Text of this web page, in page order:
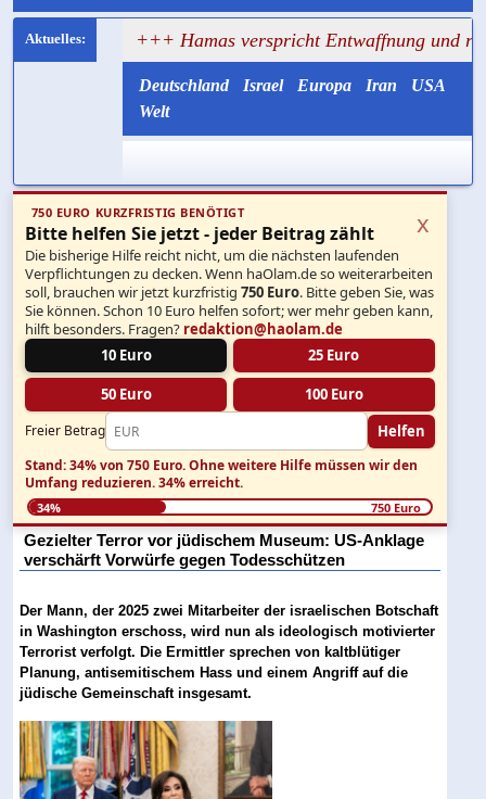
+++ Hamas verspricht Entwaffnung und ruft zugleich
Deutschland Israel Europa Iran
USA
Welt
750 EURO KURZFRISTIG BENÖTIGT
Bitte helfen Sie jetzt - jeder Beitrag zählt
Die bisherige Hilfe reicht nicht, um die nächsten laufenden
Verpflichtungen zu decken. Wenn haOlam.de so weiterarbeiten
soll, brauchen wir jetzt kurzfristig750 Euro. Bitte geben Sie, was
Sie können. Schon 10 Euro helfen sofort; wer mehr geben kann,
hilft besonders. Fragen? redaktion@haolam.de
10 Euro
25 Euro
50 Euro 100 Euro
Freier Betrag Helfen
x
Stand: 34% von 750 Euro.Ohne weitere Hilfe müssen wir den
Umfang reduzieren.34% erreicht.
34% 750 Euro
Gezielter Terror vor jüdischem Museum: US-Anklage
verschärft Vorwürfe gegen Todesschützen
Der Mann, der 2025 zwei Mitarbeiter der israelischen Botschaft
in Washington erschoss, wird nun als ideologisch motivierter
Terrorist verfolgt. Die Ermittler sprechen von kaltblütiger
Planung, antisemitischem Hass und einem Angriff auf die
jüdische Gemeinschaft insgesamt.